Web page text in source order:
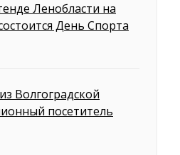
Ленобласти на
День Спорта
Волгоградской
посетитель